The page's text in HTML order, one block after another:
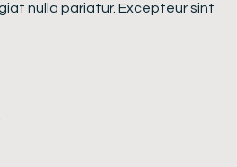
nulla pariatur. Excepteur sint